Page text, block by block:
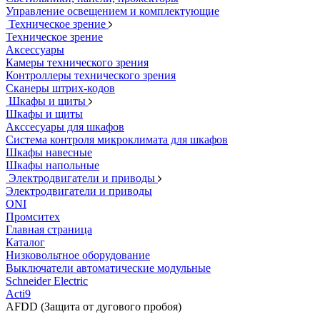
Управление освещением и комплектующие
Техническое зрение
Техническое зрение
Аксессуары
Камеры технического зрения
Контроллеры технического зрения
Сканеры штрих-кодов
Шкафы и щиты
Шкафы и щиты
Акссесуары для шкафов
Система контроля микроклимата для шкафов
Шкафы навесные
Шкафы напольные
Электродвигатели и приводы
Электродвигатели и приводы
ONI
Промситех
Главная страница
Каталог
Низковольтное оборудование
Выключатели автоматические модульные
Schneider Electric
Acti9
AFDD (Защита от дугового пробоя)